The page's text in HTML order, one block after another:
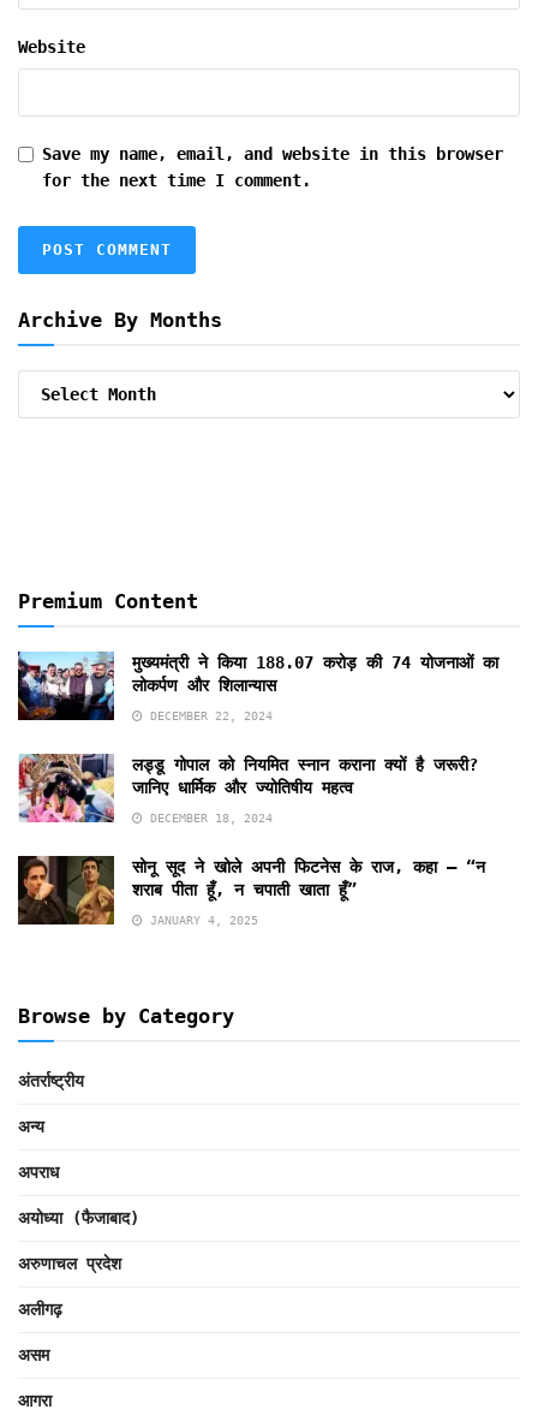
Website
Save my name, email, and website in this browser
for the next time I comment.
Archive By Months
Archive
Premium Content
मुख्यमंत्री ने किया 188.07 करोड़ की 74 योजनाओं का
लोकर्पण और शिलान्यास
DECEMBER 22, 2024
लड्डू गोपाल को नियमित स्नान कराना क्यों है जरूरी?
जानिए धार्मिक और ज्योतिषीय महत्व
DECEMBER 18, 2024
सोनू सूद ने खोले अपनी फिटनेस के राज, कहा – “न
शराब पीता हूँ, न चपाती खाता हूँ”
JANUARY 4, 2025
Browse by Category
अंतर्राष्ट्रीय
अन्य
अपराध
अयोध्या (फैजाबाद)
अरुणाचल प्रदेश
अलीगढ़
असम
आगरा